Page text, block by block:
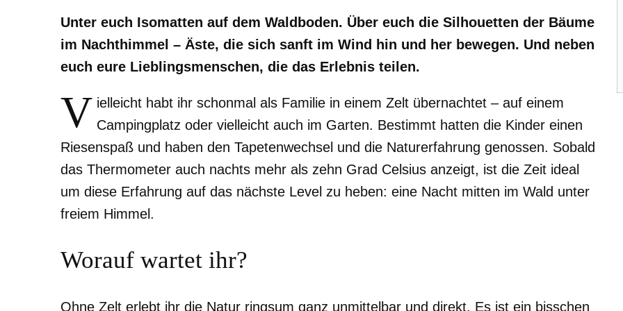
Unter euch Isomatten auf dem Waldboden. Über euch die Silhouetten der Bäume
im Nachthimmel – Äste, die sich sanft im Wind hin und her bewegen. Und neben
euch eure Lieblingsmenschen, die das Erlebnis teilen.
V ielleicht habt ihr schonmal als Familie in einem Zelt übernachtet – auf einem
Campingplatz oder vielleicht auch im Garten. Bestimmt hatten die Kinder einen
Riesenspaß und haben den Tapetenwechsel und die Naturerfahrung genossen. Sobald
das Thermometer auch nachts mehr als zehn Grad Celsius anzeigt, ist die Zeit ideal
um diese Erfahrung auf das nächste Level zu heben: eine Nacht mitten im Wald unter
freiem Himmel.
Worauf wartet ihr?
Ohne Zelt erlebt ihr die Natur ringsum ganz unmittelbar und direkt. Es ist ein bisschen